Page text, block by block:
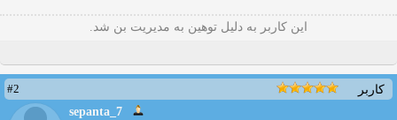
این کاربر به دلیل توهین به مدیریت بن شد.
کاربر
#2
sepanta_7